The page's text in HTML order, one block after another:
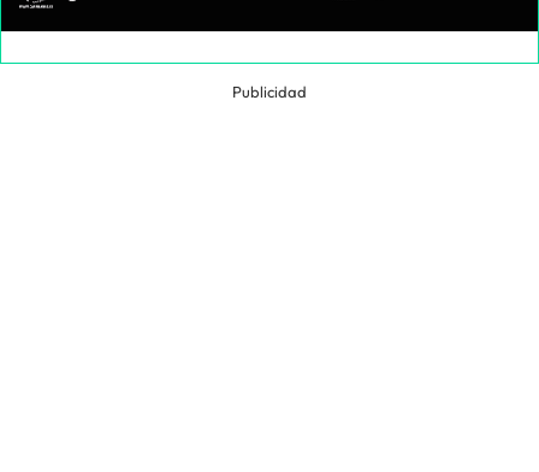
Publicidad